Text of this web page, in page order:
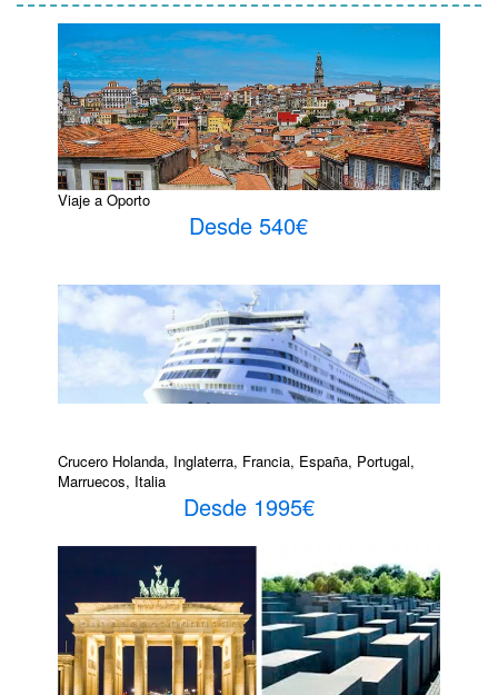
Viaje a Oporto
Desde 540€
Crucero Holanda, Inglaterra, Francia, España, Portugal,
Marruecos, Italia
Desde 1995€